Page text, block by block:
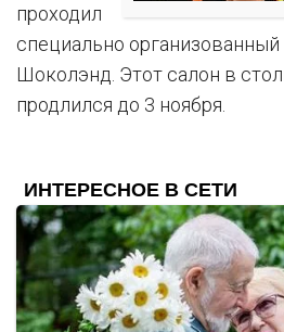
проходил
специально
Шоколэнд. Этот салон в
продлился до 3 ноября.